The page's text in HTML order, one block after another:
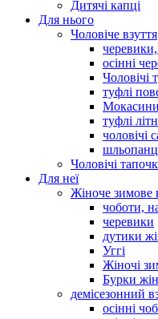
Дитячі капці
Для нього
Чоловіче взуття
осінні
Чоловічі
туфлі
Мокасини
туфлі
чоловічі
Чоловічі
Для неї
Жіноче зимове
чоботи,
черевики
дутики
Уггі
Жіночі
Бурки
демісезонний
осінні